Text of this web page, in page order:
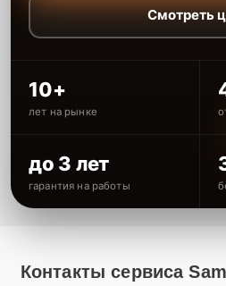
Смотреть
10+
лет на рынке
до 3 лет
гарантия на работы
Контакты сервиса